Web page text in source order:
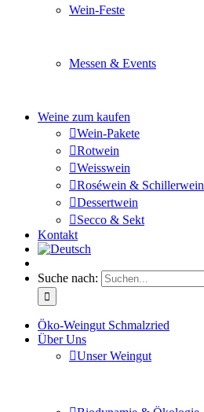
Wein-Feste
Messen & Events
Weine zum kaufen
Wein-Pakete
Rotwein
Weisswein
Roséwein & Schillerwein
Dessertwein
Secco & Sekt
Kontakt
Suche nach:
Öko-Weingut Schmalzried
Über Uns
Unser Weingut